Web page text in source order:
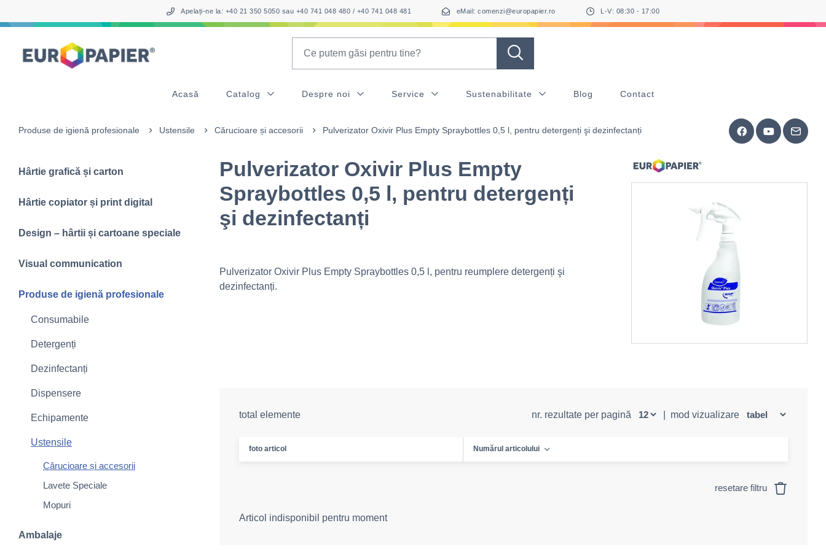
Apelați-ne la: +40 21 350 5050 sau +40 741 048 480 / +40 741 048 481 eMail: comenzi@europapier.ro L-V: 08:30 - 17:00
Acasă Catalog Despre noi Service Sustenabilitate Blog Contact
Produse de igienă profesionale Ustensile Cărucioare și accesorii Pulverizator Oxivir Plus Empty Spraybottles 0,5 l, pentru detergenți şi dezinfectanți
Hârtie grafică și carton
Hârtie copiator și print digital
Design – hârtii și cartoane speciale
Visual communication
Produse de igienă profesionale
Consumabile
Detergenți
Dezinfectanți
Dispensere
Echipamente
Ustensile
Cărucioare și accesorii
Lavete Speciale
Mopuri
Ambalaje
Pulverizator Oxivir Plus Empty
Spraybottles 0,5 l, pentru detergenți
şi dezinfectanți
Pulverizator Oxivir Plus Empty Spraybottles 0,5 l, pentru reumplere detergenți şi
dezinfectanți.
total elemente nr. rezultate per pagină mod vizualizare
foto articol Numărul articolului
resetare filtru
Articol indisponibil pentru moment